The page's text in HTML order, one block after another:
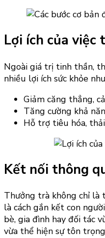
Lợi ích của việc
Ngoài giá trị tinh thần,
nhiều lợi ích sức khỏe
Giảm căng thẳng,
Tăng cường khả
Hỗ trợ tiêu hóa,
Kết nối thông
Thưởng trà không chỉ là
là cách gắn kết con
bè, gia đình hay đối tác
vừa thể hiện sự tôn